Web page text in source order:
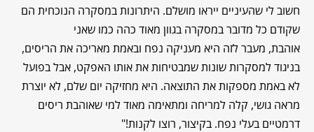
חשוב לי שהעיניים ייראו מושלם. היתרונות במסקרה הנוכחית הם
שקודם כל מדובר במסקרה בגוון מאוד כהה כמו שאני
אוהבת, מעבר לזה היא מעניקה נפח ובאמת מאריכה את הריסים,
בניגוד למסקרות שונות שמבטיחות את אותו האפקט, אבל בפועל
לא באמת מספקות את התוצאה. היא מחזיקה יום שלם, לא יוצרת
מראה גושי, קלה למריחה ומתאימה מאוד למי שאוהבת ריסים
דרמטיים בעלי נפח. בקיצור, רוצו לקנות!"